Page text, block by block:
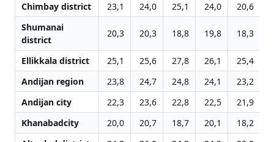
Chimbay district
23,1 24,0 25,1 24,0 20,6
Shumanai
district
20,3 20,3 18,8 19,8 18,3
Ellikkala district 25,1 25,6 27,8 26,1 25,4
Andijan region
23,8 24,7 24,8 24,1 23,2
Andijan city
22,3 23,6 22,8 22,5 21,9
Khanabadcity
20,0 20,7 18,7 20,1 18,2